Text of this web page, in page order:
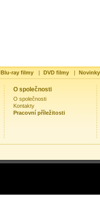
Blu-ray filmy | DVD filmy |
O společnosti
O společnosti
Kontakty
Pracovní příležitosti